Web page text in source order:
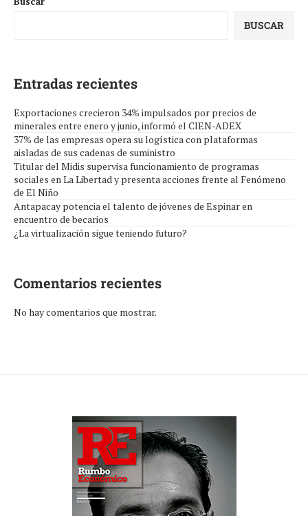
BUSCAR
Entradas recientes
Exportaciones crecieron 34% impulsados por precios de
minerales entre enero y junio, informó el CIEN-ADEX
37% de las empresas opera su logística con plataformas
aisladas de sus cadenas de suministro
Titular del Midis supervisa funcionamiento de programas
sociales en La Libertad y presenta acciones frente al Fenómeno
de El Niño
Antapacay potencia el talento de jóvenes de Espinar en
encuentro de becarios
¿La virtualización sigue teniendo futuro?
Comentarios recientes
No hay comentarios que mostrar.